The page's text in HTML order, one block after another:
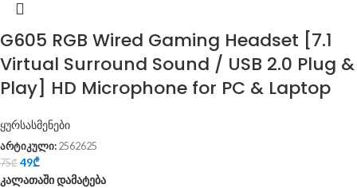
G605 RGB Wired Gaming Headset [7.1
Virtual Surround Sound / USB 2.0 Plug &
Play] HD Microphone for PC & Laptop
ყურსასმენები
არტიკული: 2562625
75₾ 49₾
კალათაში დამატება